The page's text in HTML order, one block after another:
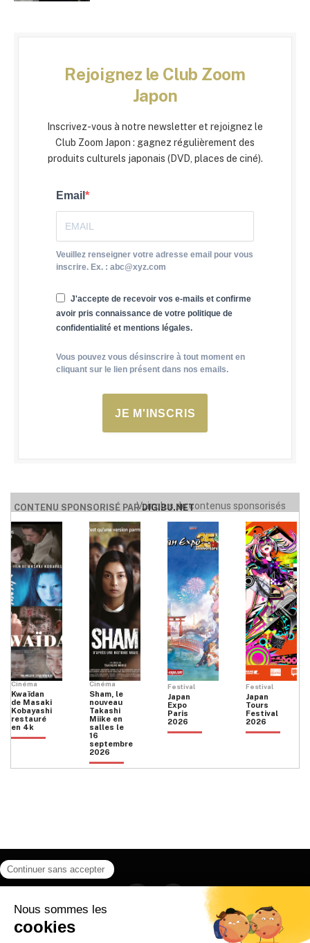
Rejoignez le Club Zoom
Japon
Inscrivez-vous à notre newsletter et rejoignez le
Club Zoom Japon : gagnez régulièrement des
produits culturels japonais (DVD, places de ciné).
Email
Veuillez renseigner votre adresse email pour vous
inscrire. Ex. : abc@xyz.com
J'accepte de recevoir vos e-mails et confirme
avoir pris connaissance de votre politique de
confidentialité et mentions légales.
Vous pouvez vous désinscrire à tout moment en
cliquant sur le lien présent dans nos emails.
JE M'INSCRIS
CONTENU SPONSORISÉ PARDIGIBU.NET
Voir plus de contenus sponsorisés
Cinéma
Kwaïdan
de Masaki
Kobayashi
restauré
en 4k
Cinéma
Sham, le
nouveau
Takashi
Miike en
salles le
16
septembre
2026
Festival
Japan
Expo
Paris
2026
Festival
Japan
Tours
Festival
2026
Instagram